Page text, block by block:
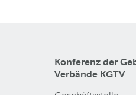
Konferenz der
Verbände KGTV